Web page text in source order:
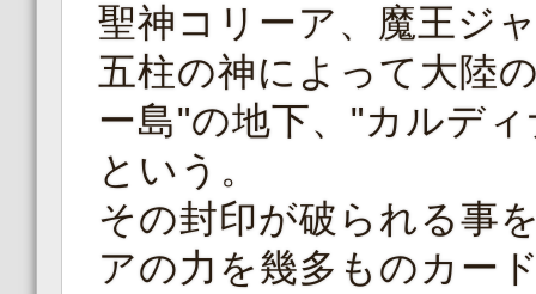
聖神コリーア、魔王ジ
五柱の神によって大陸
ー島"の地下、"カルデ
という。
その封印が破られる事
アの力を幾多ものカー